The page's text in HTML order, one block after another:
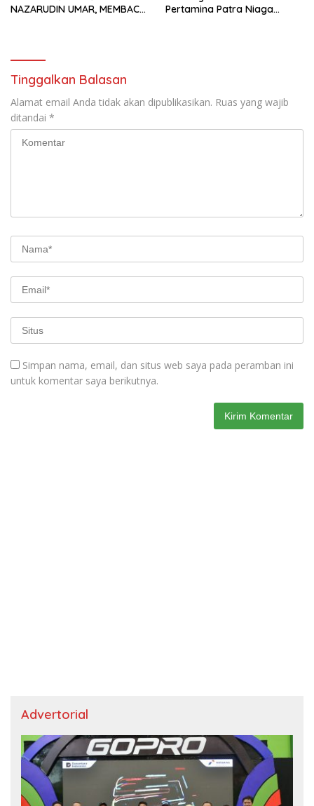
NAZARUDIN UMAR, MEMBACA
Pertamina Patra Niaga
Tinggalkan Balasan
Alamat email Anda tidak akan dipublikasikan. Ruas yang wajib
ditandai *
Simpan nama, email, dan situs web saya pada peramban ini
untuk komentar saya berikutnya.
Advertorial